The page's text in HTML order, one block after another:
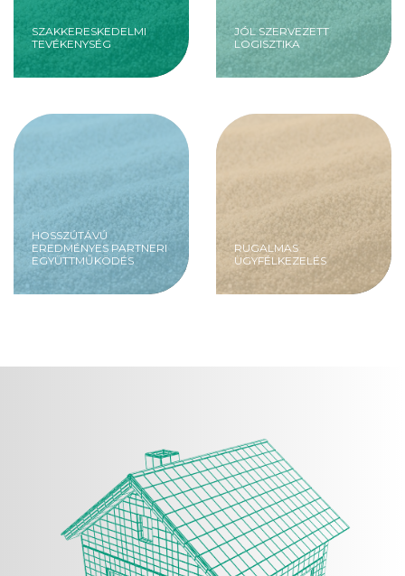
SZAKKERESKEDELMI
TEVÉKENYSÉG
JÓL SZERVEZETT
LOGISZTIKA
HOSSZÚTÁVÚ
EREDMÉNYES PARTNERI
EGYÜTTMŰKÖDÉS
RUGALMAS
ÜGYFÉLKEZELÉS